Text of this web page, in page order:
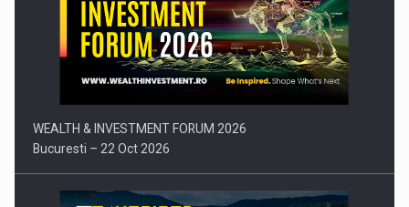
Comunicat de presa: Joburile part-time reincep sa intre pe…
WEALTH & INVESTMENT FORUM 2026
Bucuresti – 22 Oct 2026